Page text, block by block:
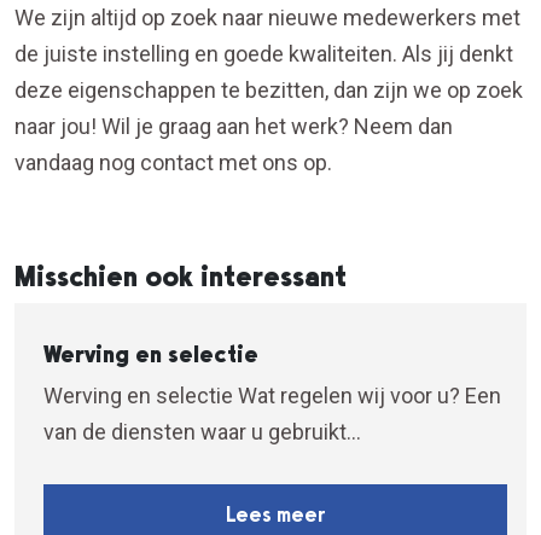
We zijn altijd op zoek naar nieuwe medewerkers met
de juiste instelling en goede kwaliteiten. Als jij denkt
deze eigenschappen te bezitten, dan zijn we op zoek
naar jou! Wil je graag aan het werk? Neem dan
vandaag nog contact met ons op.
Misschien ook interessant
Werving en selectie
Werving en selectie Wat regelen wij voor u? Een
van de diensten waar u gebruikt...
Lees meer